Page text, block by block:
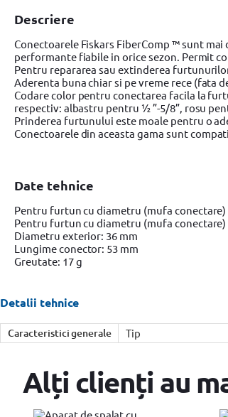
Descriere
Conectoarele Fiskars FiberComp ™ sunt
performante fiabile in orice sezon. Permit
Pentru repararea sau extinderea
Aderenta buna chiar si pe vreme rece (fata
Codare color pentru conectarea facila la
respectiv: albastru pentru ½ ”-5/8”, rosu
Prinderea furtunului este moale pentru o
Conectoarele din aceasta gama sunt
Date tehnice
Pentru furtun cu diametru (mufa conectare)
Pentru furtun cu diametru (mufa
Diametru exterior: 36 mm
Lungime conector: 53 mm
Greutate: 17 g
Detalii tehnice
Caracteristici generale Tip
Alți clienți au